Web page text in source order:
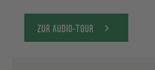
ZUR AUDIO-TOUR